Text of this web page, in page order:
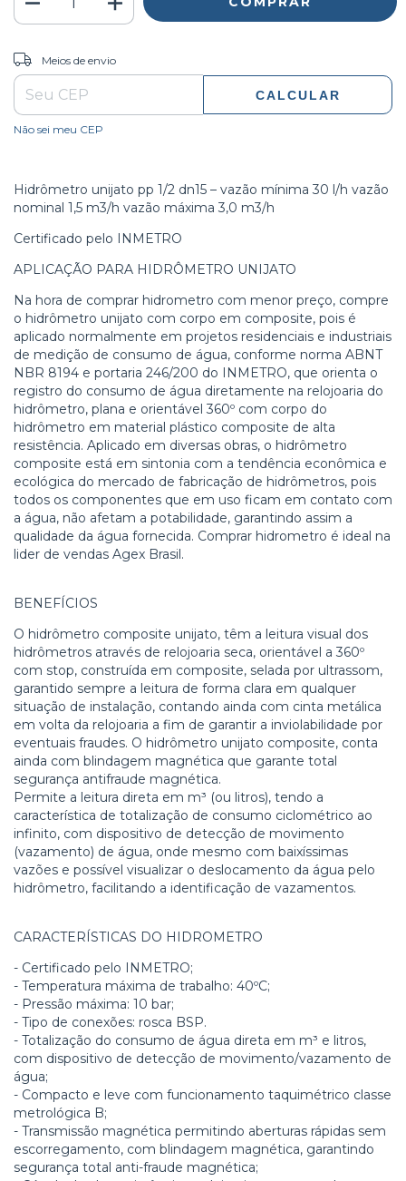
Entregas para o CEP:
Meios de envio
CALCULAR
Não sei meu CEP
Hidrômetro unijato pp 1/2 dn15 – vazão mínima 30 l/h vazão
nominal 1,5 m3/h vazão máxima 3,0 m3/h
Certificado pelo INMETRO
APLICAÇÃO PARA HIDRÔMETRO UNIJATO
Na hora de comprar hidrometro com menor preço, compre
o hidrômetro unijato com corpo em composite, pois é
aplicado normalmente em projetos residenciais e industriais
de medição de consumo de água, conforme norma ABNT
NBR 8194 e portaria 246/200 do INMETRO, que orienta o
registro do consumo de água diretamente na relojoaria do
hidrômetro, plana e orientável 360º com corpo do
hidrômetro em material plástico composite de alta
resistência. Aplicado em diversas obras, o hidrômetro
composite está em sintonia com a tendência econômica e
ecológica do mercado de fabricação de hidrômetros, pois
todos os componentes que em uso ficam em contato com
a água, não afetam a potabilidade, garantindo assim a
qualidade da água fornecida. Comprar hidrometro é ideal na
lider de vendas Agex Brasil.
BENEFÍCIOS
O hidrômetro composite unijato, têm a leitura visual dos
hidrômetros através de relojoaria seca, orientável a 360º
com stop, construída em composite, selada por ultrassom,
garantido sempre a leitura de forma clara em qualquer
situação de instalação, contando ainda com cinta metálica
em volta da relojoaria a fim de garantir a inviolabilidade por
eventuais fraudes. O hidrômetro unijato composite, conta
ainda com blindagem magnética que garante total
segurança antifraude magnética.
Permite a leitura direta em m³ (ou litros), tendo a
característica de totalização de consumo ciclométrico ao
infinito, com dispositivo de detecção de movimento
(vazamento) de água, onde mesmo com baixíssimas
vazões e possível visualizar o deslocamento da água pelo
hidrômetro, facilitando a identificação de vazamentos.
CARACTERÍSTICAS DO HIDROMETRO
- Certificado pelo INMETRO;
- Temperatura máxima de trabalho: 40ºC;
- Pressão máxima: 10 bar;
- Tipo de conexões: rosca BSP.
- Totalização do consumo de água direta em m³ e litros,
com dispositivo de detecção de movimento/vazamento de
água;
- Compacto e leve com funcionamento taquimétrico classe
metrológica B;
- Transmissão magnética permitindo aberturas rápidas sem
escorregamento, com blindagem magnética, garantindo
segurança total anti-fraude magnética;